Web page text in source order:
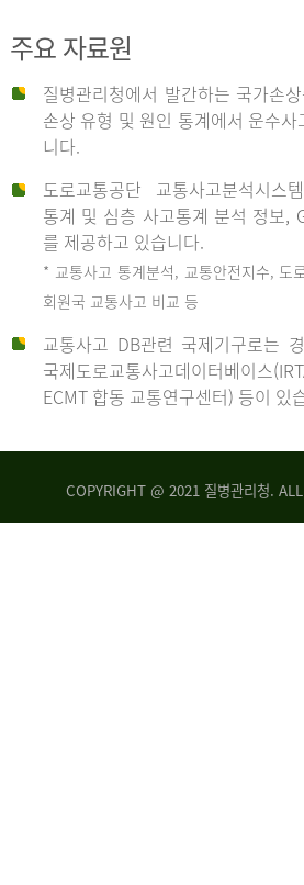
사
주요 자료원
질병관리청에서 발간하는 국가손
손상 유형 및 원인 통계에서 운수
니다.
도로교통공단 교통사고분석시스
통계 및 심층 사고통계 분석 정보,
를 제공하고 있습니다.
* 교통사고 통계분석, 교통안전지수, 도
회원국 교통사고 비교 등
교통사고 DB관련 국제기구로는
국제도로교통사고데이터베이
ECMT 합동 교통연구센터) 등이 있
COPYRIGHT @ 2021 질병관리청.